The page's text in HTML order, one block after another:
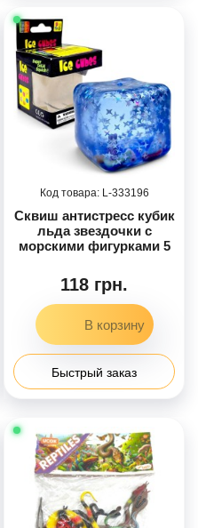
333196
Сквиш антистресс кубик
льда звездочки с
морскими фигурками 5
118 грн.
Быстрый заказ